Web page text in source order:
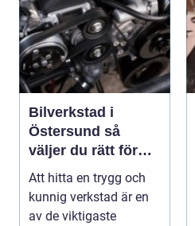
Bilverkstad i
Östersund så
väljer du rätt för
din bil
Att hitta en trygg och
kunnig verkstad är en
av de viktigaste